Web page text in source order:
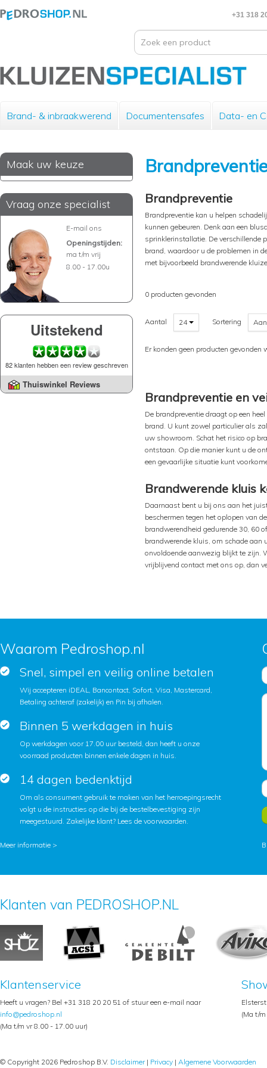
+31 318
Brand- & inbraakwerend Documentensafes Data- en
Maak uw keuze
Vraag onze specialist
E-mail ons
Openingstijden:
ma t/m vrij
8.00 - 17.00u
Uitstekend
82 klanten hebben een review geschreven
Thuiswinkel Reviews
Brandpreventie
Brandpreventie kan u helpen
kunnen gebeuren. Denk aan een
sprinklerinstallatie. De verschillende
brand, waardoor u de problemen in
met bijvoorbeeld brandwerende
0 producten gevonden
Aantal 24 Sortering
Er konden geen producten
Brandpreventie en
De brandpreventie draagt op een
brand. U kunt zowel particulier als
uw showroom. Schat het risico op
ontstaan. Op die manier kunt u de
een gevaarlijke situatie kunt
Brandwerende kluis
Daarnaast bent u bij ons aan het
beschermen tegen het oplopen van
brandwerendheid gedurende 30, 60
brandwerende kluis, om schade aan
onvoldoende aanwezig blijkt te zijn.
vrijblijvend contact met ons op, dan
Waarom Pedroshop.nl
Snel, simpel en veilig online betalen
Wij accepteren iDEAL, Bancontact, Sofort, Visa, Mastercard,
Betaling achteraf (zakelijk) en Pin bij afhalen.
Binnen 5 werkdagen in huis
Op werkdagen voor 17.00 uur besteld, dan heeft u onze
voorraad producten binnen enkele dagen in huis.
14 dagen bedenktijd
Om als consument gebruik te maken van het herroepingsrecht
volgt u de instructies op die bij de bestelbevestiging zijn
meegestuurd. Zakelijke klant? Lees de voorwaarden.
Meer informatie >
Klanten van PEDROSHOP.NL
Klantenservice
Heeft u vragen? Bel +31 318 20 20 51 of stuur een e-mail naar
info@pedroshop.nl
(Ma t/m vr 8.00 - 17.00 uur)
(Ma t/
© Copyright 2026 Pedroshop B.V. Disclaimer| Privacy | Algemene Voorwaarden